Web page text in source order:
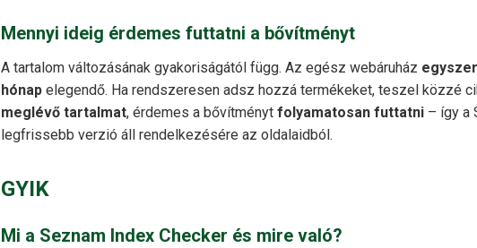
Mennyi ideig érdemes futtatni a bővítményt
A tartalom változásának gyakoriságától függ. Az egész webáruház
hónap elegendő. Ha rendszeresen adsz hozzá termékeket, teszel közzé
meglévő tartalmat, érdemes a bővítményt folyamatosan futtatni – így a
legfrissebb verzió áll rendelkezésére az oldalaidból.
GYIK
Mi a Seznam Index Checker és mire való?